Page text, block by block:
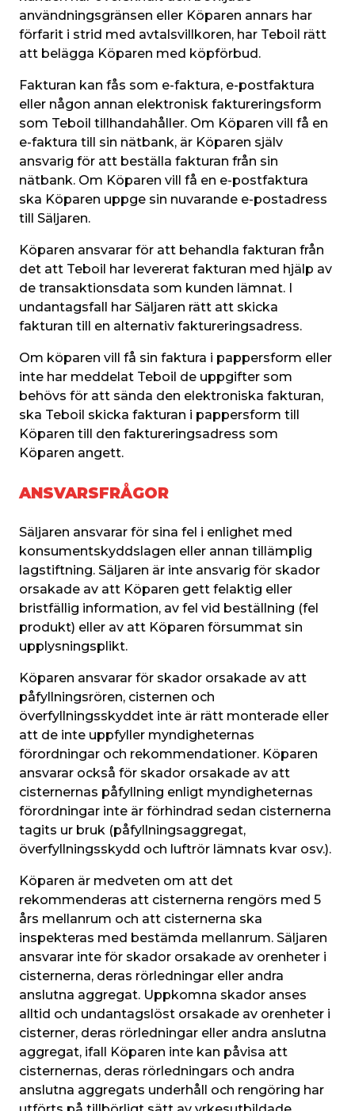
användningsgränsen eller Köparen annars har
förfarit i strid med avtalsvillkoren, har Teboil rätt
att belägga Köparen med köpförbud.
Fakturan kan fås som e-faktura, e-postfaktura
eller någon annan elektronisk faktureringsform
som Teboil tillhandahåller. Om Köparen vill få en
e-faktura till sin nätbank, är Köparen själv
ansvarig för att beställa fakturan från sin
nätbank. Om Köparen vill få en e-postfaktura
ska Köparen uppge sin nuvarande e-postadress
till Säljaren.
Köparen ansvarar för att behandla fakturan från
det att Teboil har levererat fakturan med hjälp av
de transaktionsdata som kunden lämnat. I
undantagsfall har Säljaren rätt att skicka
fakturan till en alternativ faktureringsadress.
Om köparen vill få sin faktura i pappersform eller
inte har meddelat Teboil de uppgifter som
behövs för att sända den elektroniska fakturan,
ska Teboil skicka fakturan i pappersform till
Köparen till den faktureringsadress som
Köparen angett.
ANSVARSFRÅGOR
Säljaren ansvarar för sina fel i enlighet med
konsumentskyddslagen eller annan tillämplig
lagstiftning. Säljaren är inte ansvarig för skador
orsakade av att Köparen gett felaktig eller
bristfällig information, av fel vid beställning (fel
produkt) eller av att Köparen försummat sin
upplysningsplikt.
Köparen ansvarar för skador orsakade av att
påfyllningsrören, cisternen och
överfyllningsskyddet inte är rätt monterade eller
att de inte uppfyller myndigheternas
förordningar och rekommendationer. Köparen
ansvarar också för skador orsakade av att
cisternernas påfyllning enligt myndigheternas
förordningar inte är förhindrad sedan cisternerna
tagits ur bruk (påfyllningsaggregat,
överfyllningsskydd och luftrör lämnats kvar osv.).
Köparen är medveten om att det
rekommenderas att cisternerna rengörs med 5
års mellanrum och att cisternerna ska
inspekteras med bestämda mellanrum. Säljaren
ansvarar inte för skador orsakade av orenheter i
cisternerna, deras rörledningar eller andra
anslutna aggregat. Uppkomna skador anses
alltid och undantagslöst orsakade av orenheter i
cisterner, deras rörledningar eller andra anslutna
aggregat, ifall Köparen inte kan påvisa att
cisternernas, deras rörledningars och andra
anslutna aggregats underhåll och rengöring har